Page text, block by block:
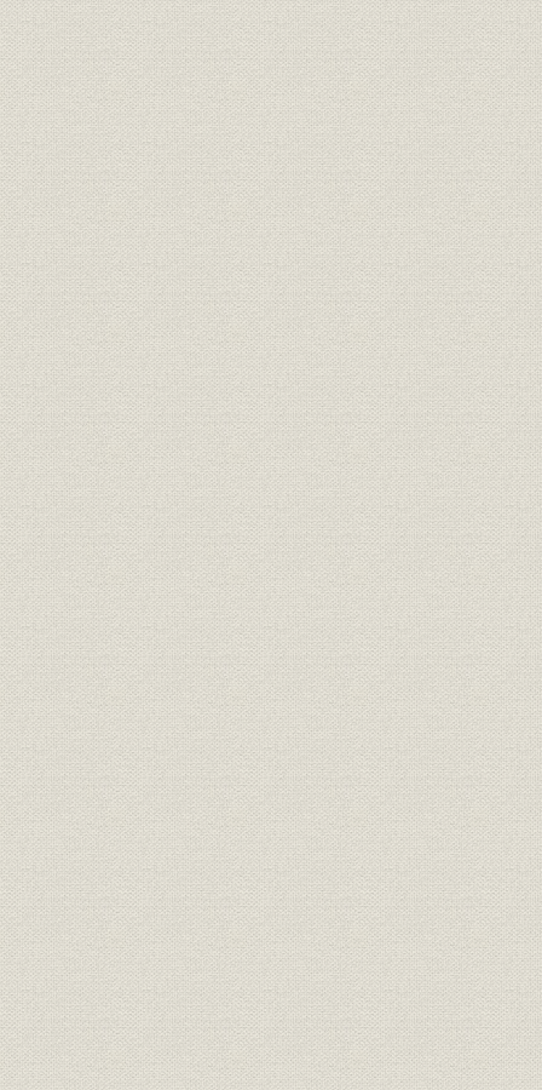
関係会社;財務・業績 スミリン土地(株)の業績推移
第1期(昭
45/4~46/3)
エネルギー 日本のエネルギー源
昭和35年
年)、45年
年)
役員 保田克己社長 [昭和41年
博覧会;広告宣伝
松山博覧会での当社展示コーナ
ー
昭和40年
物流 丸太の流通形態
[昭和47年
(1975年)]
製品;物流 製材品の流通形態
[昭和47年
(1975年)]
生産;林業 経営山林伐採量推移
第15期・
35期・昭
生産 関西電力向けの電柱材 [昭和30年
商品;林業 国内材部門の商品構成の変化
昭和35年
50年
貿易
全国米材輸入量と当社輸入量、
順位
昭和38年
年度(1975
物流;設備 当社の米材専用船一覧 昭和47年
海外事業 米・加材産地および主要積出港 [昭和41年
海外事業
バンクーバー港水面貯木場にて
検品中の当社駐在員、フィンレ
イの森(カナダBC州)
[昭和44年